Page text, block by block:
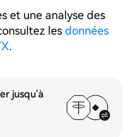
la différence de
visible sur
de **7
structurel,
jours, avec une
paliers avant de
a été
et une analyse des
les données
.
jusqu'à